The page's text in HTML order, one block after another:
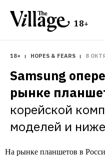
18+
18+ HOPES & FEARS 8
Samsung
рынке
корейской
моделей и
На рынке планшетов в